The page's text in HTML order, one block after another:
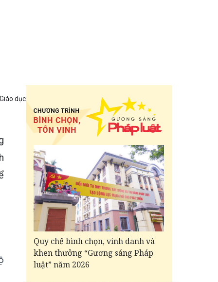
dục
Quy chế bình chọn, vinh danh và
khen thưởng “Gương sáng Pháp
luật” năm 2026